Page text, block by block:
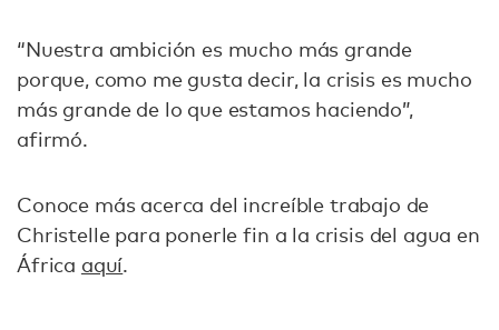
“Nuestra ambición es mucho más grande
porque, como me gusta decir, la crisis es mucho
más grande de lo que estamos haciendo”,
afirmó.
Conoce más acerca del increíble trabajo de
Christelle para ponerle fin a la crisis del agua en
África aquí.